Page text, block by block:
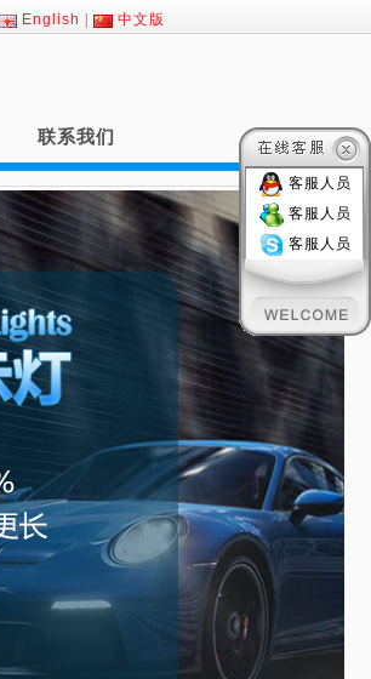
English 中文版
联系我们
客服人员
客服人员
客服人员